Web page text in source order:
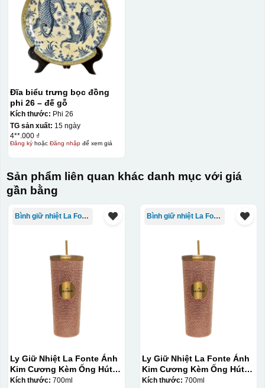
Kiểu in:
IN Decal lên GỐM SỨ
Bước 1: Tạo khuôn in để tạo ra Decal Bước 2: Dán
decal lên gốm sứ Bước 3: Cho vào lò nung ở nhiệt độ
700-800 độ CBước 1: Tạo ra DECAL Để tạo ra decal
trước khi dán nó lên gốm sứ, xưởng in sẽ in lên 1 loại
giấy đặc biệt, và kích thước logo được căn chỉnh theo
sản phẩm, để khi dán không bị nhỏ hoặc to quá
Đĩa biểu trưng bọc đồng
phi 26 – đế gỗ
Kích thước: Phi 26
TG sản xuất: 15 ngày
4**.000 ₫
Đăng kýhoặc Đăng nhậpđể xem giá
Sản phẩm liên quan khác danh mục với giá
gần bằng
Bình giữ nhiệt La Fonte
Ly Giữ Nhiệt La Fonte Ánh
Kim Cương Kèm Ống Hút-
700 ml-014687-GOL
Kích thước: 700ml
Bình giữ nhiệt La Fonte
Ly Giữ Nhiệt La Fonte Ánh
Kim Cương Kèm Ống Hút-
700 ml-014687-GOL
Kích thước: 700ml